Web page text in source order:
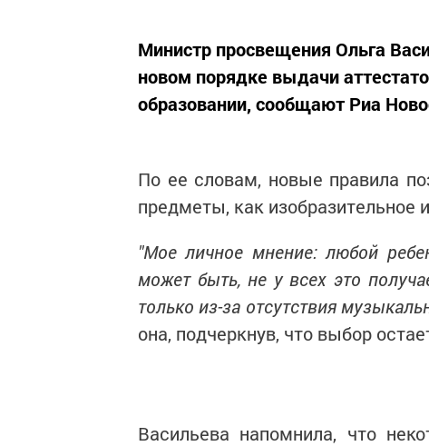
Министр просвещения Ольга
новом порядке выдачи
образовании, сообщают Риа
По ее словам, новые правила
предметы, как изобразительное
"Мое личное мнение: любой
может быть, не у всех это
только из-за отсутствия
она, подчеркнув, что выбор
Васильева напомнила, что